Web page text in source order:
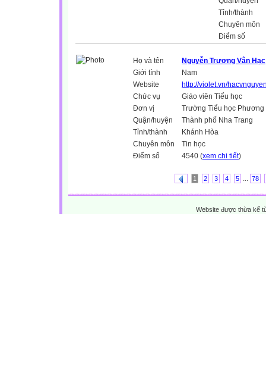
Tỉnh/thành
Chuyên môn
Điểm số
Họ và tên
Nguyễn Trương Vân Hạc
Giới tính
Nam
Website
http://violet.vn/
Chức vụ
Giáo viên Tiểu học
Đơn vị
Trường Tiểu học Phương
Quận/huyện
Thành phố Nha Trang
Tỉnh/thành
Khánh Hòa
Chuyên môn
Tin học
Điểm số
4540 (xem chi tiết)
1 2 3 4 5 ... 78
Website được thừa kế